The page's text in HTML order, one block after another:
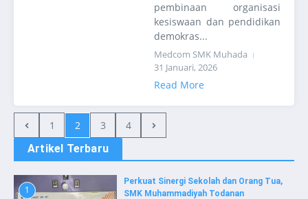
pembinaan organisasi
kesiswaan dan pendidikan
demokras...
Medcom SMK Muhada
31 Januari, 2026
Read More
1 2 3
4
Artikel Terbaru
1
Perkuat Sinergi Sekolah dan Orang Tua,
SMK Muhammadiyah Todanan